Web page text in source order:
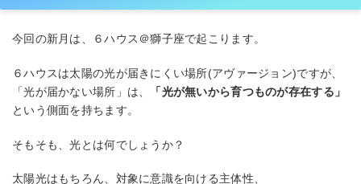
今回の新月は、６ハウス＠獅子座で起こります。
６ハウスは太陽の光が届きにくい場所(アヴァージョン)ですが、
「光が届かない場所」は、
「光が無いから育つものが存在する」
という側面を持ちます。
そもそも、光とは何でしょうか？
太陽光はもちろん、対象に意識を向ける主体性、